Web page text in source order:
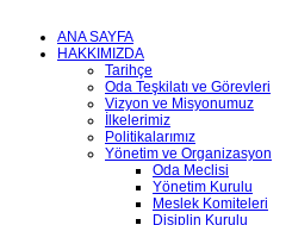
ANA SAYFA
HAKKIMIZDA
Tarihçe
Oda Teşkilatı ve Görevleri
Vizyon ve Misyonumuz
İlkelerimiz
Politikalarımız
Yönetim ve Organizasyon
Oda Meclisi
Yönetim Kurulu
Meslek Komiteleri
Disiplin Kurulu